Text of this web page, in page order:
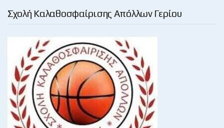
Σχολή Καλαθοσφαίρισης Απόλλων Γερίου